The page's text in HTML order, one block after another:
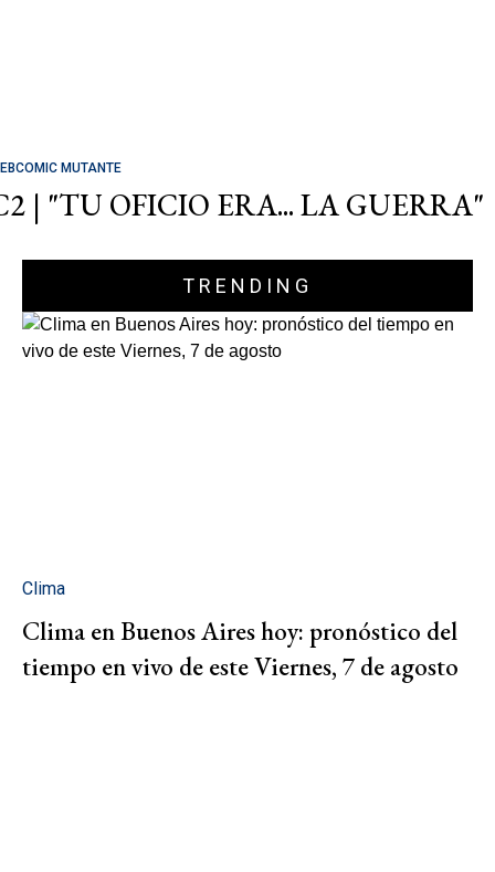
MUTANTE
| "TU OFICIO ERA... LA GUERRA"
TRENDING
Clima
Clima en Buenos Aires hoy: pronóstico del
tiempo en vivo de este Viernes, 7 de agosto